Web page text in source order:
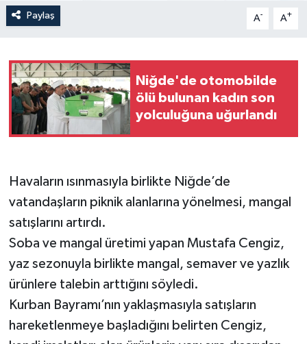
Paylaş A- A+
Niğde'de otomobilde
ölü bulunan kadın son
yolculuğuna uğurlandı
Havaların ısınmasıyla birlikte Niğde’de
vatandaşların piknik alanlarına yönelmesi, mangal
satışlarını artırdı.
Soba ve mangal üretimi yapan Mustafa Cengiz,
yaz sezonuyla birlikte mangal, semaver ve yazlık
ürünlere talebin arttığını söyledi.
Kurban Bayramı’nın yaklaşmasıyla satışların
hareketlenmeye başladığını belirten Cengiz,